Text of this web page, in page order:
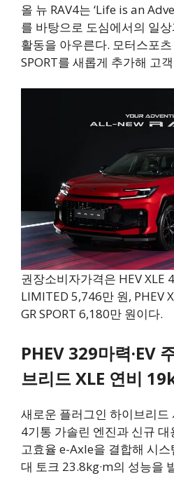
올 뉴 RAV4는 ‘Life is an
를 바탕으로 도심에서의 일
활동을 아우른다. 모터스포
SPORT를 새롭게 추가해 고
권장소비자가격은 HEV XLE
LIMITED 5,746만 원, PHEV
GR SPORT 6,180만 원이다.
PHEV 329마력·EV
브리드 XLE 연비
새로운 플러그인 하이브리드
4기통 가솔린 엔진과 신규
고효율 e-Axle을 결합해 시
대 토크 23.8kg·m의 성능을